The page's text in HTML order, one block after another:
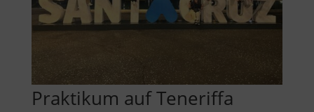
Praktikum auf Teneriffa